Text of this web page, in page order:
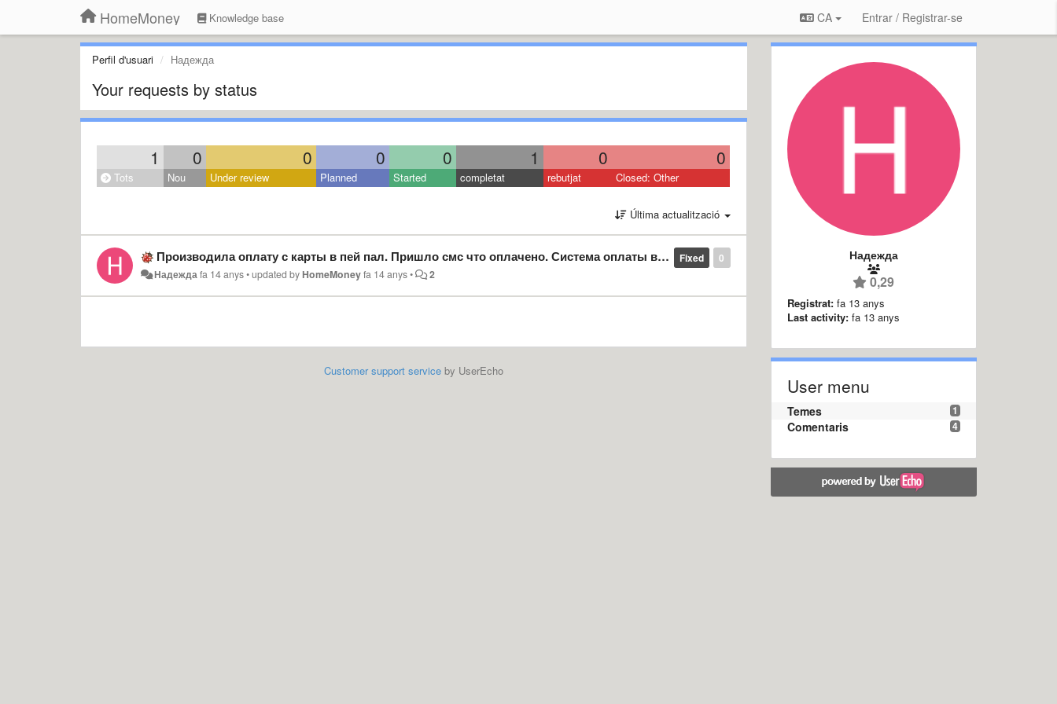
HomeMoney Knowledge base CA Entrar / Registrar-se
Perfil d'usuari Надежда
Your requests by status
1 0 0 0 0 1 0 0
Tots Nou Under review Planned Started completat rebutjat Closed: Other
Última actualització
0
Fixed
Производила оплату с карты в пей пал. Пришло смс что оплачено. Система оплаты выдает отклонение карты. Премиум не включается. Что такое?
Надеждаfa 14 anys•updated by HomeMoneyfa 14 anys• 2
Customer support serviceby UserEcho
Надежда
0,29
Registrat: fa 13 anys
Last activity: fa 13 anys
User menu
1
Temes
4
Comentaris